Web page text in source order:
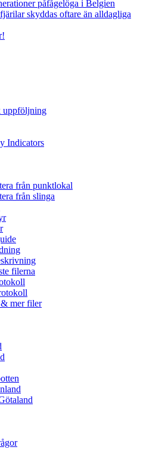
påfågelöga i Belgien
skyddas oftare än alldagliga
uppföljning
Indicators
från punktlokal
från slinga
filerna
mer filer